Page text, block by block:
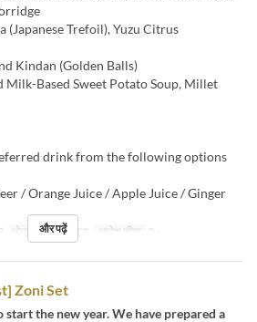
Trefoil), Yuzu Citrus
Kindan (Golden Balls)
Sweet Potato Soup, Millet
drink from the following options
/ Orange Juice / Apple Juice / Ginger
भोजन रात का खाना आदेश सीमा 2 ~
और पढ़ें
Zoni Set
the new year. We have prepared a